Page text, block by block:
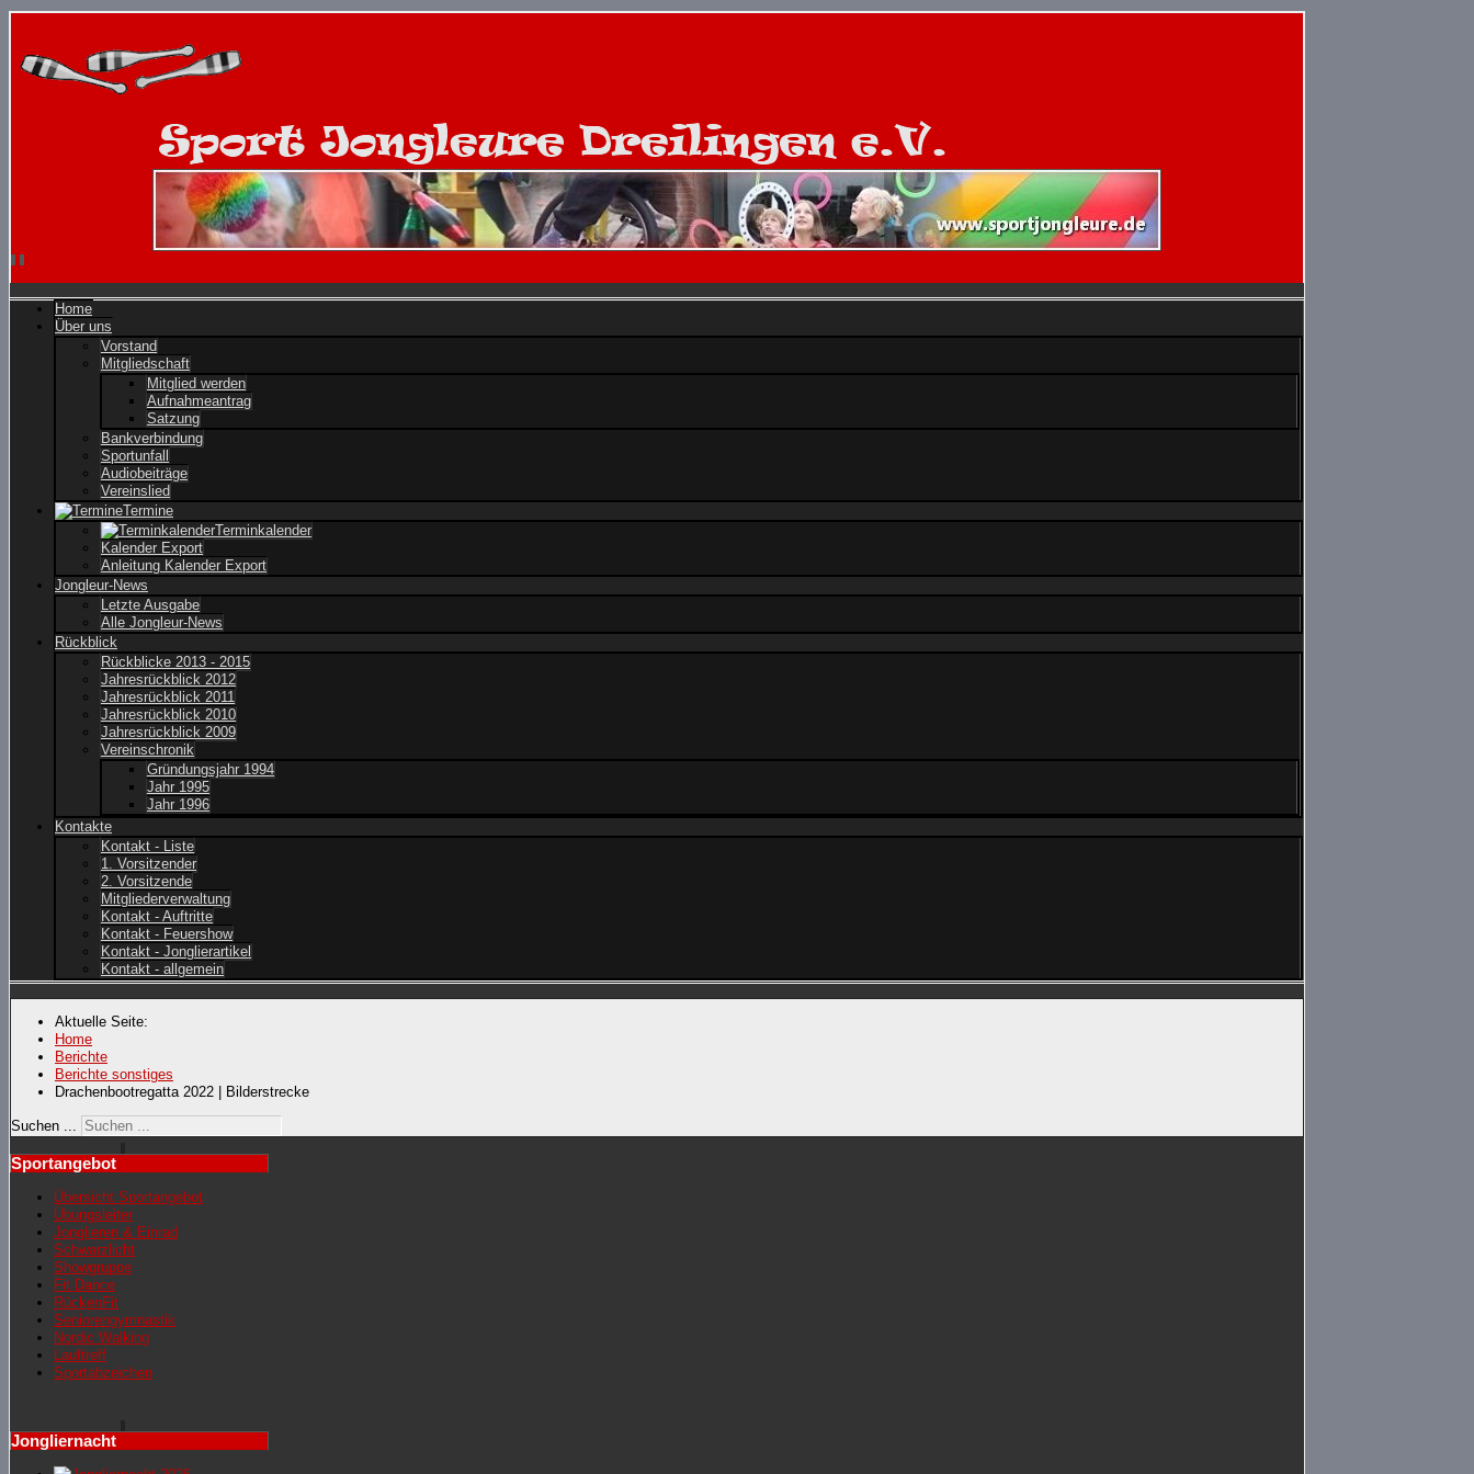
Home
Über uns
Vorstand
Mitgliedschaft
Mitglied werden
Aufnahmeantrag
Satzung
Bankverbindung
Sportunfall
Audiobeiträge
Vereinslied
Termine
Terminkalender
Kalender Export
Anleitung Kalender Export
Jongleur-News
Letzte Ausgabe
Alle Jongleur-News
Rückblick
Rückblicke 2013 - 2015
Jahresrückblick 2012
Jahresrückblick 2011
Jahresrückblick 2010
Jahresrückblick 2009
Vereinschronik
Gründungsjahr 1994
Jahr 1995
Jahr 1996
Kontakte
Kontakt - Liste
1. Vorsitzender
2. Vorsitzende
Mitgliederverwaltung
Kontakt - Auftritte
Kontakt - Feuershow
Kontakt - Jonglierartikel
Kontakt - allgemein
Aktuelle Seite:
Home
Berichte
Berichte sonstiges
Drachenbootregatta 2022 | Bilderstrecke
Suchen ...
Sportangebot
Übersicht Sportangebot
Übungsleiter
Jonglieren & Einrad
Schwarzlicht
Showgruppe
Fit Dance
RückenFit
Seniorengymnastik
Nordic Walking
Lauftreff
Sportabzeichen
Jongliernacht